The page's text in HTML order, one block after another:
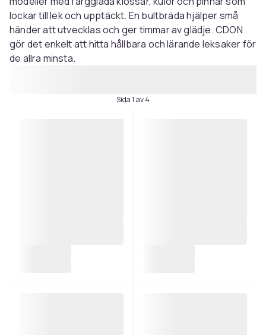
lockar till lek och upptäckt. En bultbräda hjälper små
händer att utvecklas och ger timmar av glädje. CDON
gör det enkelt att hitta hållbara och lärande leksaker för
de allra minsta.
Sida 1 av 4